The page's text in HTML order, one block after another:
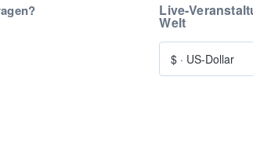
Live-
Welt
$ · US-Dollar